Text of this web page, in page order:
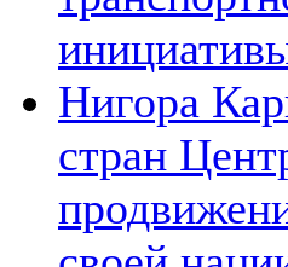
Нигора
стран